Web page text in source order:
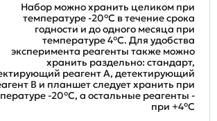
Набор можно хранить целиком при
температуре -20°C в течение срока
годности и до одного месяца при
температуре 4°C. Для удобства
эксперимента реагенты также можно
хранить раздельно: стандарт,
реагент A, детектирующий
B и планшет следует хранить при
-20°C, а остальные реагенты -
при +4°С